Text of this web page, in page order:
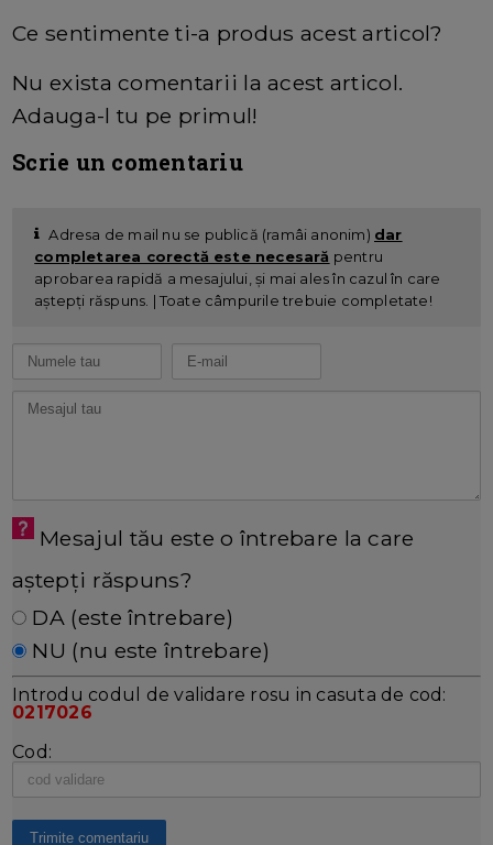
Ce sentimente ti-a produs acest articol?
Nu exista comentarii la acest articol.
Adauga-l tu pe primul!
Scrie un comentariu
Adresa de mail nu se publică (ramâi anonim) dar
completarea corectă este necesară pentru
aprobarea rapidă a mesajului, și mai ales în cazul în care
aștepți răspuns. | Toate câmpurile trebuie completate!
Mesajul tău este o întrebare la care
aștepți răspuns?
DA (este întrebare)
NU (nu este întrebare)
Introdu codul de validare rosu in casuta de cod:
0217026
Cod: